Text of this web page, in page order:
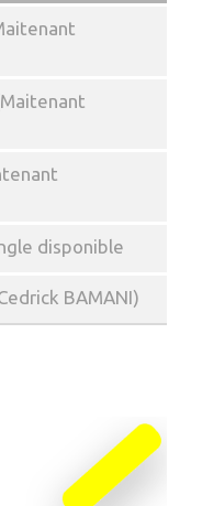
disponible
BAMANI)